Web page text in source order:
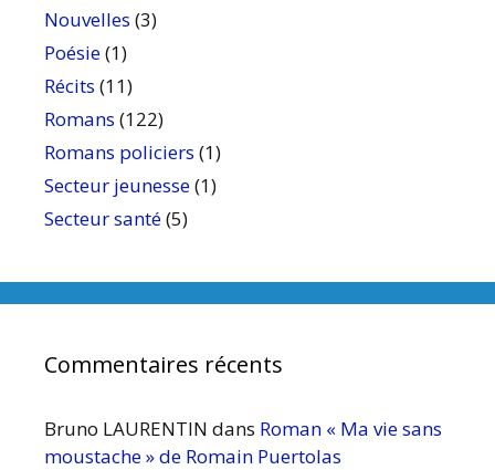
Nouvelles (3)
Poésie(1)
Récits (11)
Romans (122)
Romans policiers (1)
Secteur jeunesse(1)
Secteur santé(5)
Commentaires récents
Bruno LAURENTIN dans Roman « Ma vie sans
moustache » de Romain Puertolas